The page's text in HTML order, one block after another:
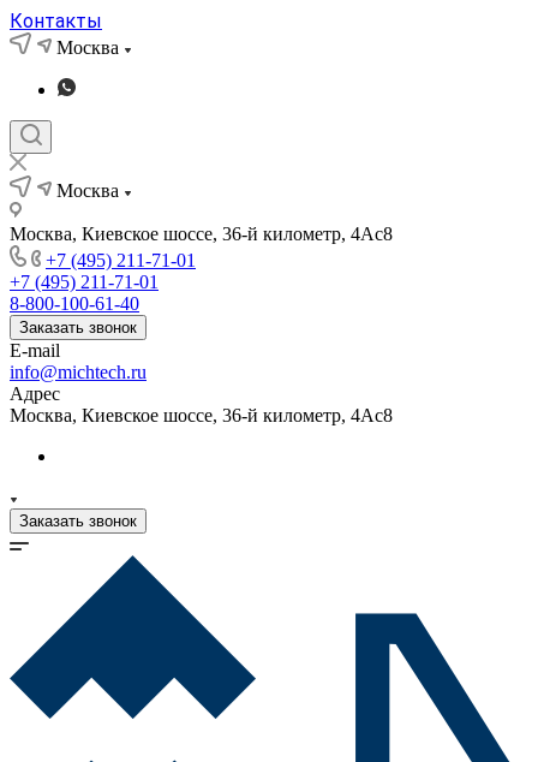
Контакты
Москва
Москва
Москва, Киевское шоссе, 36-й километр, 4Ас8
+7 (495) 211-71-01
+7 (495) 211-71-01
8-800-100-61-40
Заказать звонок
E-mail
info@michtech.ru
Адрес
Москва, Киевское шоссе, 36-й километр, 4Ас8
Заказать звонок